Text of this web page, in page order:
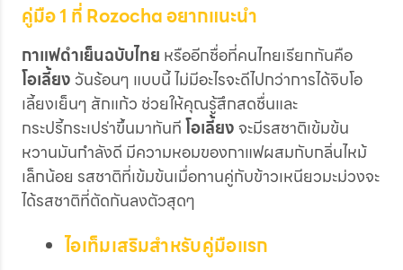
คู่มือ 1 ที่ Rozocha อยากแนะนำ
กาแฟดำเย็นฉบับไทย หรืออีกชื่อที่คนไทยเรียกกันคือ
โอเลี้ยงวันร้อนๆ แบบนี้ ไม่มีอะไรจะดีไปกว่าการได้จิบโอ
เลี้ยงเย็นๆ สักแก้ว ช่วยให้คุณรู้สึกสดชื่นและ
กระปรี้กระเปร่าขึ้นมาทันทีโอเลี้ยงจะมีรสชาติเข้มข้น
หวานมันกำลังดี มีความหอมของกาแฟผสมกับกลิ่นไหม้
เล็กน้อย รสชาติที่เข้มข้นเมื่อทานคู่กับข้าวเหนียวมะม่วงจะ
ได้รสชาติที่ตัดกันลงตัวสุดๆ
ไอเท็มเสริมสำหรับคู่มือแรก